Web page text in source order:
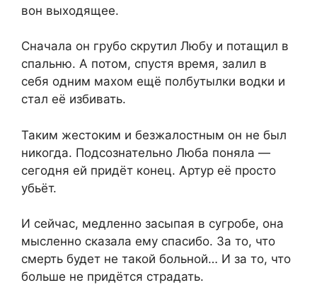
вон выходящее.
Сначала он грубо скрутил Любу и потащил в
спальню. А потом, спустя время, залил в
себя одним махом ещё полбутылки водки и
стал её избивать.
Таким жестоким и безжалостным он не был
никогда. Подсознательно Люба поняла —
сегодня ей придёт конец. Артур её просто
убьёт.
И сейчас, медленно засыпая в сугробе, она
мысленно сказала ему спасибо. За то, что
смерть будет не такой больной… И за то, что
больше не придётся страдать.